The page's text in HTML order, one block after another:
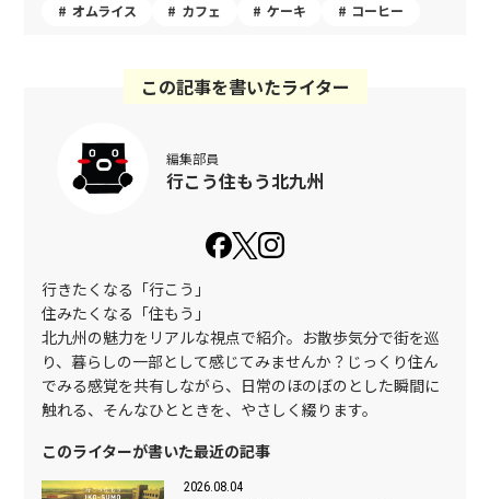
オムライス カフェ ケーキ コーヒー
この記事を書いたライター
編集部員
行こう住もう北九州
行きたくなる「行こう」
住みたくなる「住もう」
北九州の魅力をリアルな視点で紹介。お散歩気分で街を巡
り、暮らしの一部として感じてみませんか？じっくり住ん
でみる感覚を共有しながら、日常のほのぼのとした瞬間に
触れる、そんなひとときを、やさしく綴ります。
このライターが書いた最近の記事
2026.08.04